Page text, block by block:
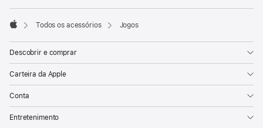
Todos os acessórios Jogos
Descobrir e comprar
Carteira da Apple
Conta
Entretenimento